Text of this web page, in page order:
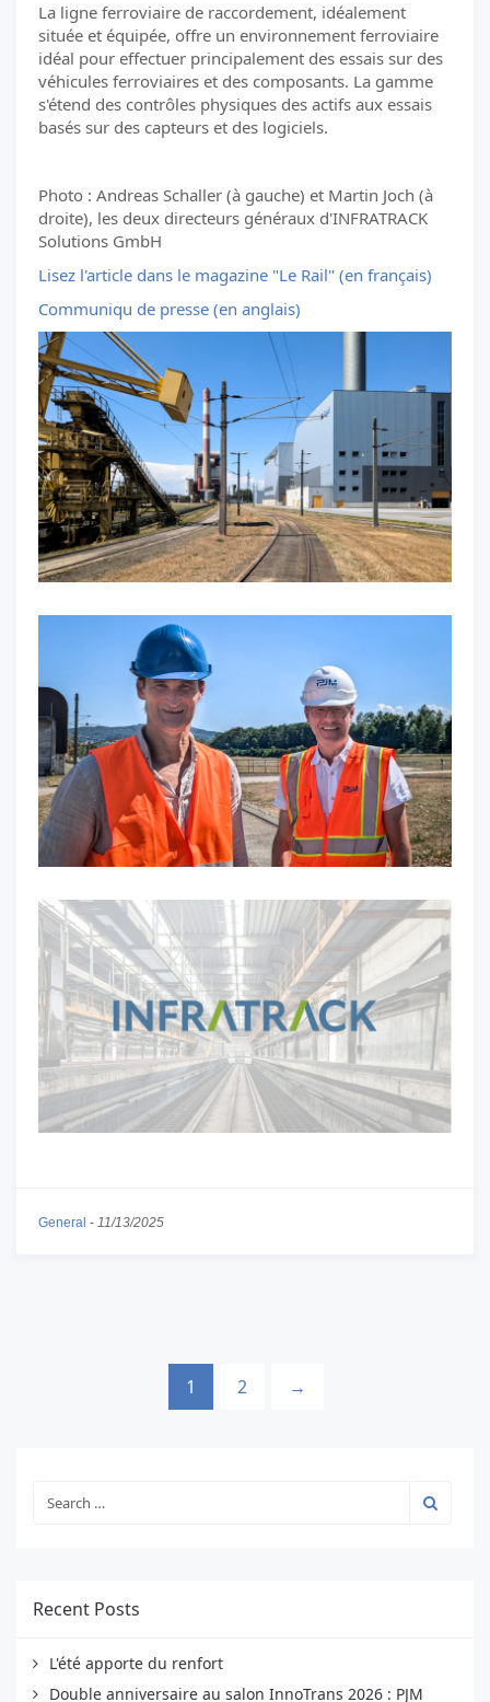
La ligne ferroviaire de raccordement, idéalement
située et équipée, offre un environnement ferroviaire
idéal pour effectuer principalement des essais sur des
véhicules ferroviaires et des composants. La gamme
s'étend des contrôles physiques des actifs aux essais
basés sur des capteurs et des logiciels.
Photo : Andreas Schaller (à gauche) et Martin Joch (à
droite), les deux directeurs généraux d'INFRATRACK
Solutions GmbH
Lisez l'article dans le magazine "Le Rail" (en français)
Communiqu de presse (en anglais)
General - 11/13/2025
1 2 →
Recent Posts
L'été apporte du renfort
Double anniversaire au salon InnoTrans 2026 : PJM